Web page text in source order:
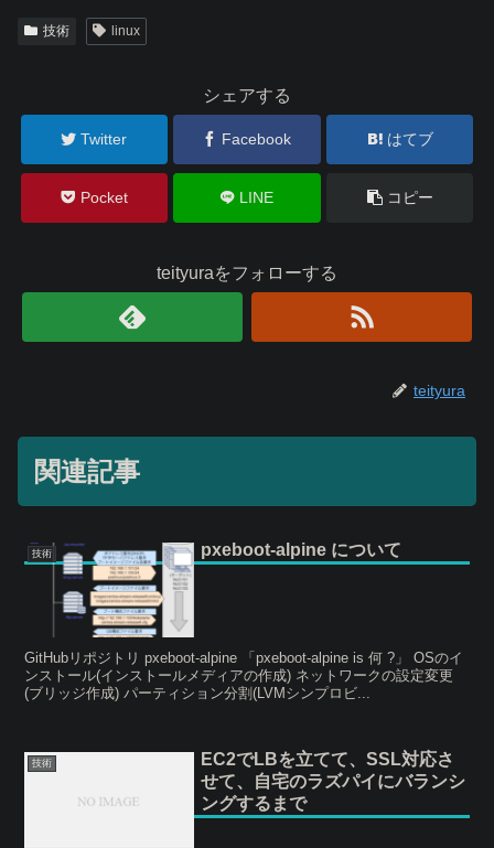
技術 linux
シェアする
Twitter Facebook はてブ
Pocket LINE コピー
teityuraをフォローする
teityura
関連記事
技術 pxeboot-alpine について
GitHubリポジトリ pxeboot-alpine 「pxeboot-alpine is 何 ?」 OSのイ
ンストール(インストールメディアの作成) ネットワークの設定変更
(ブリッジ作成) パーティション分割(LVMシンプロビ...
技術
EC2でLBを立てて、SSL対応さ
せて、自宅のラズパイにバランシ
ングするまで